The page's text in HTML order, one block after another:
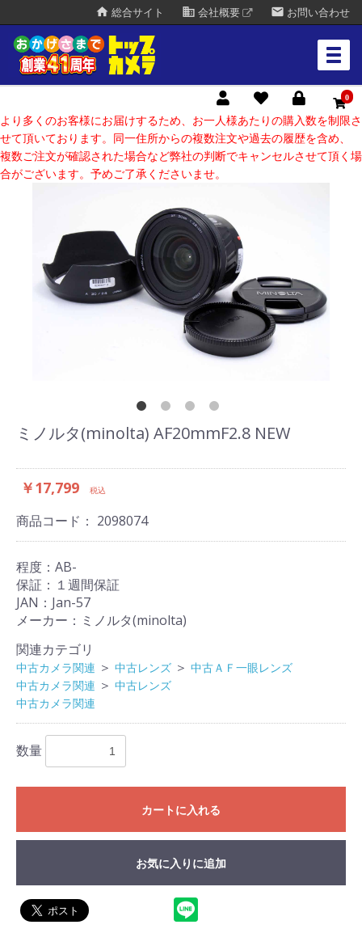
home 総合サイト business 会社概要 mail お問い合わせ
0
より多くのお客様にお届けするため、お一人様あたりの購入数を制限さ
せて頂いております。同一住所からの複数注文や過去の履歴を含め、
複数ご注文が確認された場合など弊社の判断でキャンセルさせて頂く場
合がございます。予めご了承くださいませ。
ミノルタ(minolta) AF20mmF2.8 NEW
￥17,799 税込
商品コード： 2098074
程度：AB-
保証：１週間保証
JAN：Jan-57
メーカー：ミノルタ(minolta)
関連カテゴリ
中古カメラ関連 ＞ 中古レンズ ＞ 中古ＡＦ一眼レンズ
中古カメラ関連 ＞ 中古レンズ
中古カメラ関連
数量
カートに入れる
お気に入りに追加